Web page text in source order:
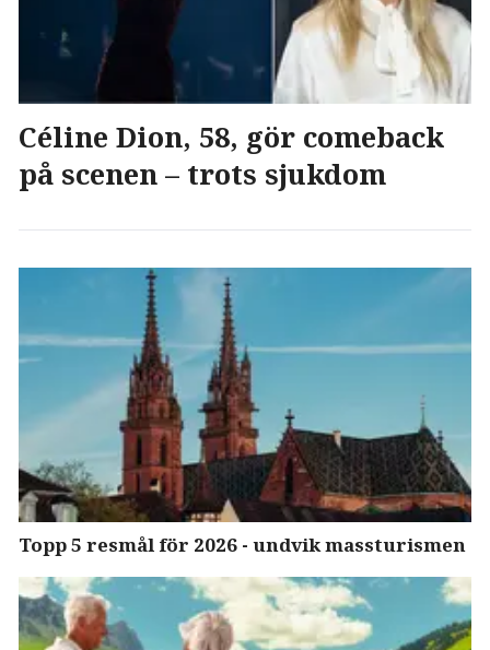
Céline Dion, 58, gör comeback
på scenen – trots sjukdom
Topp 5 resmål för 2026 - undvik massturismen